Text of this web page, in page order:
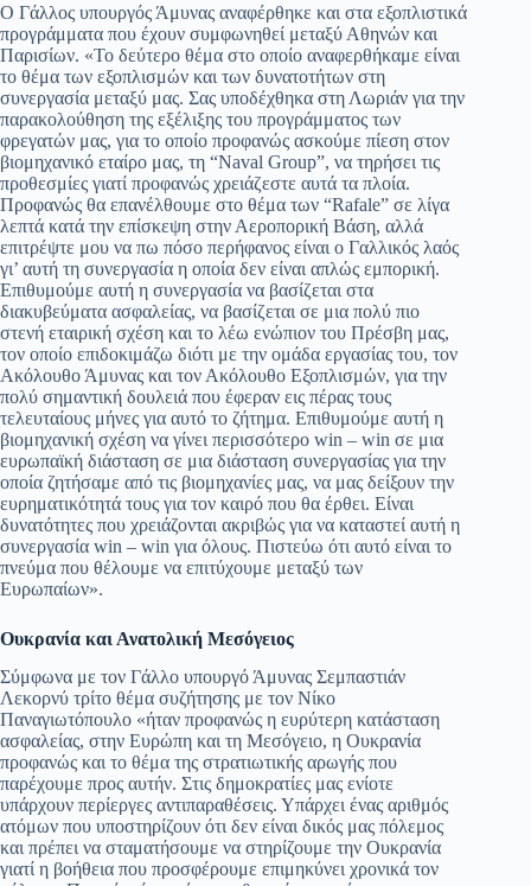
Ο Γάλλος υπουργός Άμυνας αναφέρθηκε και στα εξοπλιστικά
προγράμματα που έχουν συμφωνηθεί μεταξύ Αθηνών και
Παρισίων. «Το δεύτερο θέμα στο οποίο αναφερθήκαμε είναι
το θέμα των εξοπλισμών και των δυνατοτήτων στη
συνεργασία μεταξύ μας. Σας υποδέχθηκα στη Λωριάν για την
παρακολούθηση της εξέλιξης του προγράμματος των
φρεγατών μας, για το οποίο προφανώς ασκούμε πίεση στον
βιομηχανικό εταίρο μας, τη “Naval Group”, να τηρήσει τις
προθεσμίες γιατί προφανώς χρειάζεστε αυτά τα πλοία.
Προφανώς θα επανέλθουμε στο θέμα των “Rafale” σε λίγα
λεπτά κατά την επίσκεψη στην Αεροπορική Βάση, αλλά
επιτρέψτε μου να πω πόσο περήφανος είναι ο Γαλλικός λαός
γι’ αυτή τη συνεργασία η οποία δεν είναι απλώς εμπορική.
Επιθυμούμε αυτή η συνεργασία να βασίζεται στα
διακυβεύματα ασφαλείας, να βασίζεται σε μια πολύ πιο
στενή εταιρική σχέση και το λέω ενώπιον του Πρέσβη μας,
τον οποίο επιδοκιμάζω διότι με την ομάδα εργασίας του, τον
Ακόλουθο Άμυνας και τον Ακόλουθο Εξοπλισμών, για την
πολύ σημαντική δουλειά που έφεραν εις πέρας τους
τελευταίους μήνες για αυτό το ζήτημα. Επιθυμούμε αυτή η
βιομηχανική σχέση να γίνει περισσότερο win – win σε μια
ευρωπαϊκή διάσταση σε μια διάσταση συνεργασίας για την
οποία ζητήσαμε από τις βιομηχανίες μας, να μας δείξουν την
ευρηματικότητά τους για τον καιρό που θα έρθει. Είναι
δυνατότητες που χρειάζονται ακριβώς για να καταστεί αυτή η
συνεργασία win – win για όλους. Πιστεύω ότι αυτό είναι το
πνεύμα που θέλουμε να επιτύχουμε μεταξύ των
Ευρωπαίων».
Ουκρανία και Ανατολική Μεσόγειος
Σύμφωνα με τον Γάλλο υπουργό Άμυνας Σεμπαστιάν
Λεκορνύ τρίτο θέμα συζήτησης με τον Νίκο
Παναγιωτόπουλο «ήταν προφανώς η ευρύτερη κατάσταση
ασφαλείας, στην Ευρώπη και τη Μεσόγειο, η Ουκρανία
προφανώς και το θέμα της στρατιωτικής αρωγής που
παρέχουμε προς αυτήν. Στις δημοκρατίες μας ενίοτε
υπάρχουν περίεργες αντιπαραθέσεις. Υπάρχει ένας αριθμός
ατόμων που υποστηρίζουν ότι δεν είναι δικός μας πόλεμος
και πρέπει να σταματήσουμε να στηρίζουμε την Ουκρανία
γιατί η βοήθεια που προσφέρουμε επιμηκύνει χρονικά τον